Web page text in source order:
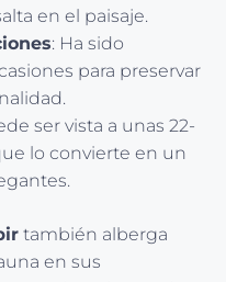
en el paisaje.
: Ha sido
para preservar
ser vista a unas 22-
lo convierte en un
también alberga
en sus